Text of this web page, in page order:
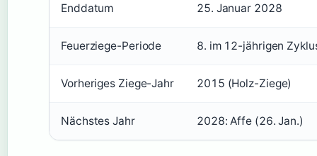
Enddatum 25. Januar 2028
Feuerziege-Periode 8. im 12-jährigen
Vorheriges Ziege-Jahr 2015 (Holz-Ziege)
Nächstes Jahr 2028: Affe (26. Jan.)